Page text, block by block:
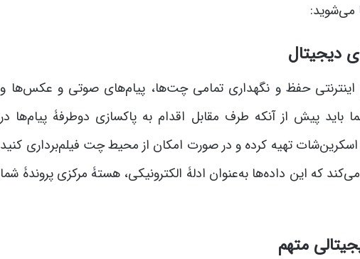
می‌شوید:
اینترنتی حفظ و نگهداری تمامی چت‌ها، پیام‌های صوتی و عکس‌ها و
پیش از آنکه طرف مقابل اقدام به پاکسازی دوطرفۀ پیام‌ها در
اسکرین‌شات تهیه کرده و در صورت امکان از محیط چت فیلم‌برداری کنید
که این داده‌ها به‌عنوان ادلۀ الکترونیکی، هستۀ مرکزی پروندۀ شما